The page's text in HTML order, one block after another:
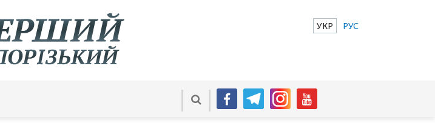
УКР РУС